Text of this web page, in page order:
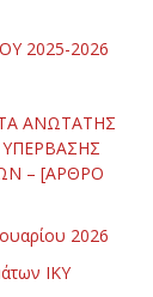
2025-2026
ΑΝΩΤΑΤΗΣ
– [ΑΡΘΡΟ
2026
ΙΚΥ